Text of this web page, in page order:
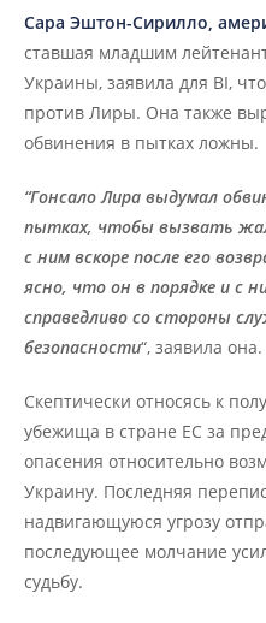
Сара Эштон-Сирилло,
ставшая младшим
Украины, заявила для BI,
против Лиры. Она также
обвинения в пытках ложны.
“Гонсало Лира выдумал
пытках, чтобы вызвать
с ним вскоре после его
ясно, что он в порядке и с
справедливо со стороны
безопасности“, заявила она.
Скептически относясь к
убежища в стране ЕС за
опасения относительно
Украину. Последняя
надвигающуюся угрозу
последующее молчание
судьбу.